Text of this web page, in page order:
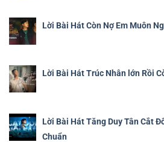
Lời Bài Hát Còn Nợ Em Muôn
Lời Bài Hát Trúc Nhân lớn Rồi
Lời Bài Hát Tăng Duy Tân Cắt
Chuẩn